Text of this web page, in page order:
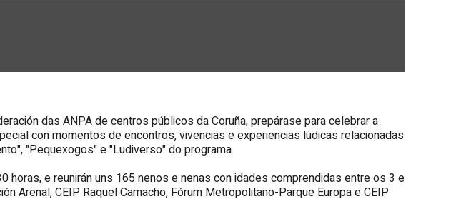
das ANPA de centros públicos da Coruña, prepárase para celebrar a
con momentos de encontros, vivencias e experiencias lúdicas relacionadas
", "Pequexogos" e "Ludiverso" do programa.
e reunirán uns 165 nenos e nenas con idades comprendidas entre os 3 e
Arenal,CEIP Raquel Camacho, Fórum Metropolitano-Parque EuropaeCEIP